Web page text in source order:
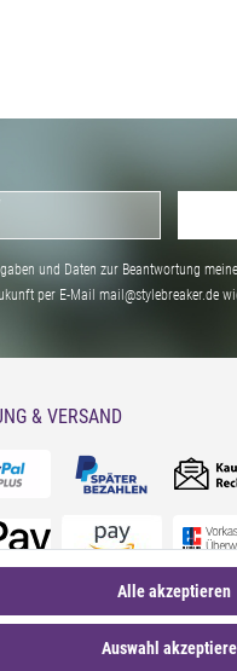
und Daten zur Beantwortung
per E-Mail mail@stylebreaker.de
& VERSAND
Auswahl
Alle akzeptieren